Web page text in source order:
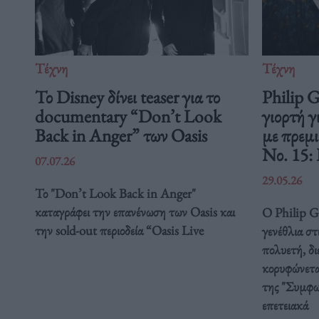
Τέχνη
Το Disney δίνει teaser για το
documentary “Don’t Look
Back in Anger” των Oasis
07.07.26
Το "Don’t Look Back in Anger"
καταγράφει την επανένωση των Oasis και
την sold-out περιοδεία “Oasis Live
Τέχνη
Philip
γιορτή
με
Νο. 15:
29.05.26
Ο Philip
γενέθλια
πολυετή,
της
επετειακά